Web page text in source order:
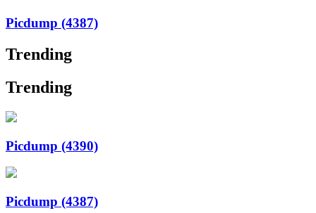
Picdump (4387)
Trending
Trending
Picdump (4390)
Picdump (4387)